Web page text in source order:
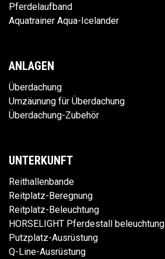
Pferdelaufband
Aquatrainer Aqua-Icelander
ANLAGEN
Überdachung
Umzäunung für Überdachung
Überdachung-Zubehör
UNTERKUNFT
Reithallenbande
Reitplatz-Beregnung
Reitplatz-Beleuchtung
HORSELIGHT Pferdestall beleuchtung
Putzplatz-Ausrüstung
Q-Line-Ausrüstung